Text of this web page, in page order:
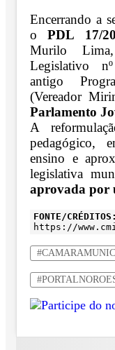
Encerrando a
oPDL 17/
Murilo
Legislativo
antigo
(Vereador
Parlamento
A
pedagógico,
ensino e
legislativa
aprovada por
FONTE/CRÉDITOS:
https://